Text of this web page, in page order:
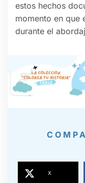
estos hechos
momento en que
durante el
X